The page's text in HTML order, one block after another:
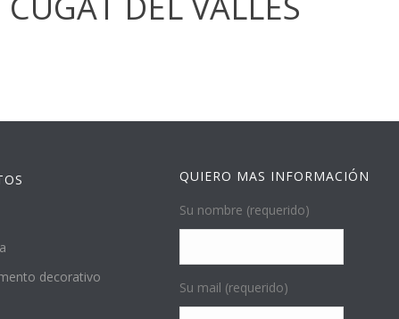
decorativo
QUIERO MAS INFORMACIÓN
Su nombre (requerido)
Su mail (requerido)